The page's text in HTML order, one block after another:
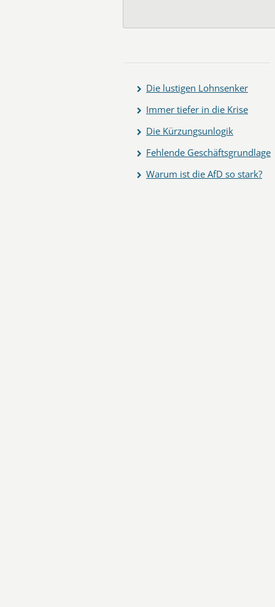
Die lustigen Lohnsenker
Immer tiefer in die Krise
Die Kürzungsunlogik
Fehlende Geschäftsgrundlage
Warum ist die AfD so stark?